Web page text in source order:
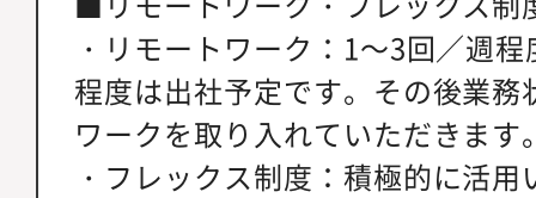
・リモートワーク：1～3回／週
程度は出社予定です。その後業
ワークを取り入れていただきます
・フレックス制度：積極的に活